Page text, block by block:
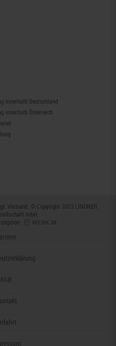
innerhalb Deutschland
innerhalb Österreich
Versand . © Copyright 2023 LINDNER
mbH
AGB